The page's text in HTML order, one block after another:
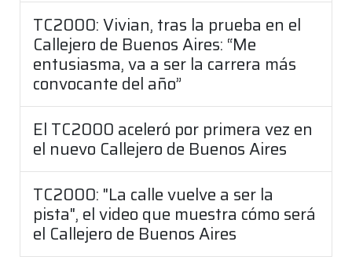
TC2000: Vivian, tras la prueba en el
Callejero de Buenos Aires: “Me
entusiasma, va a ser la carrera más
convocante del año”
El TC2000 aceleró por primera vez en
el nuevo Callejero de Buenos Aires
TC2000: "La calle vuelve a ser la
pista", el video que muestra cómo será
el Callejero de Buenos Aires